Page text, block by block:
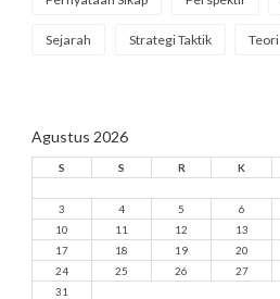
Sejarah Strategi Taktik Teori
Agustus 2026
S S R K
3
4 5 6
10
11 12 13
17
18 19 20
24
25 26 27
31